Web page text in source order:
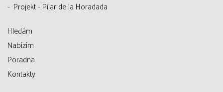
Projekt - Pilar de la Horadada
Hledám
Nabízím
Poradna
Kontakty